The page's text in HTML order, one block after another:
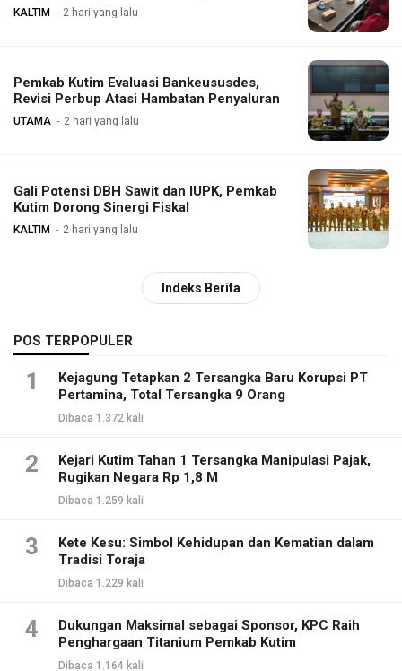
KALTIM 2 hari yang lalu
Pemkab Kutim Evaluasi Bankeususdes,
Revisi Perbup Atasi Hambatan Penyaluran
UTAMA 2 hari yang lalu
Gali Potensi DBH Sawit dan IUPK, Pemkab
Kutim Dorong Sinergi Fiskal
KALTIM 2 hari yang lalu
Indeks Berita
POS TERPOPULER
1
Kejagung Tetapkan 2 Tersangka Baru Korupsi PT
Pertamina, Total Tersangka 9 Orang
Dibaca 1.372 kali
2
Kejari Kutim Tahan 1 Tersangka Manipulasi Pajak,
Rugikan Negara Rp 1,8 M
Dibaca 1.259 kali
3
Kete Kesu: Simbol Kehidupan dan Kematian dalam
Tradisi Toraja
Dibaca 1.229 kali
4
Dukungan Maksimal sebagai Sponsor, KPC Raih
Penghargaan Titanium Pemkab Kutim
Dibaca 1.164 kali